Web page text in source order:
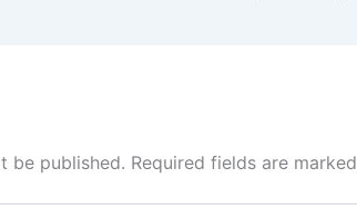
be published. Required fields are marked